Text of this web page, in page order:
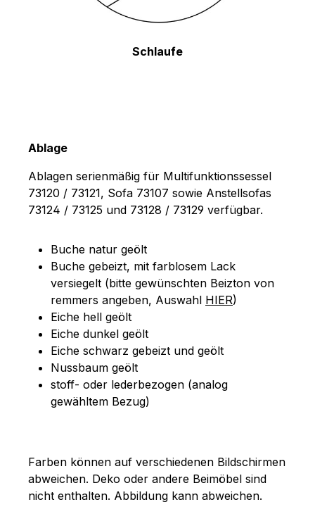
Schlaufe
Ablage
Ablagen serienmäßig für Multifunktionssessel
73120 / 73121, Sofa 73107 sowie Anstellsofas
73124 / 73125 und 73128 / 73129 verfügbar.
Buche natur geölt
Buche gebeizt, mit farblosem Lack
versiegelt (bitte gewünschten Beizton von
remmers angeben, Auswahl HIER)
Eiche hell geölt
Eiche dunkel geölt
Eiche schwarz gebeizt und geölt
Nussbaum geölt
stoff- oder lederbezogen (analog
gewähltem Bezug)
Farben können auf verschiedenen Bildschirmen
abweichen. Deko oder andere Beimöbel sind
nicht enthalten. Abbildung kann abweichen.